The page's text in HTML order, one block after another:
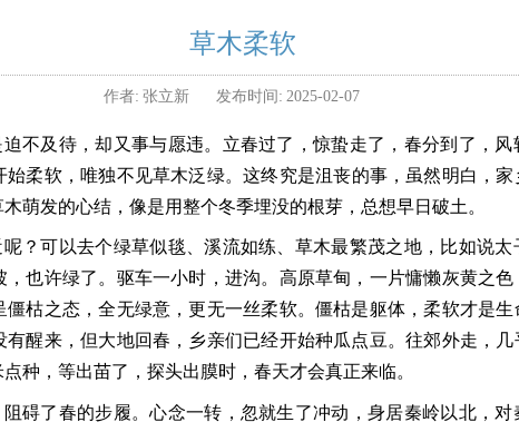
草木柔软
作者: 张立新 发布时间: 2025-02-07
不及待，却又事与愿违。立春过了，惊蛰走了， 春分到了，风
柔软， 唯独不见草木泛绿。这终究是沮丧的事，虽然明白，家
萌发的心结，像是用整个冬季埋没的根芽， 总想早日破土。
？可以去个绿草似毯、溪流如练、草木最繁茂之地，比如说太
，也许绿了。驱车一小时，进沟。高原草甸，一片慵懒灰黄之色
僵枯之态，全无绿意，更无一丝柔软。僵枯是躯体，柔软才是
有醒来，但大地回春，乡亲们已经开始种瓜点豆。往郊外走，
种，等出苗了，探头出膜时，春天才会真正来临。
碍了春的步履。心念一转，忽就生了冲动，身居秦岭以北，对